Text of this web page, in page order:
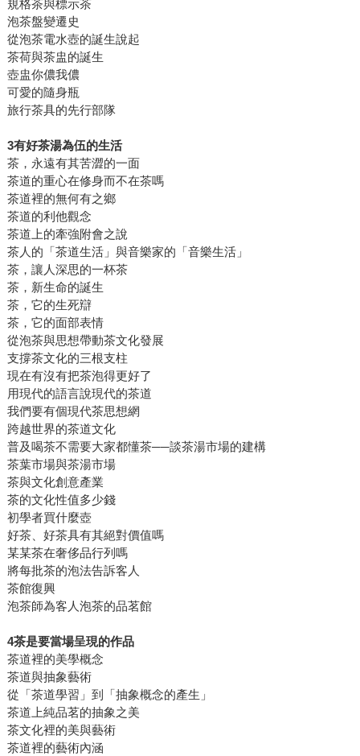
規格茶與標示茶
泡茶盤變遷史
從泡茶電水壺的誕生說起
茶荷與茶盅的誕生
壺盅你儂我儂
可愛的隨身瓶
旅行茶具的先行部隊
3有好茶湯為伍的生活
茶，永遠有其苦澀的一面
茶道的重心在修身而不在茶嗎
茶道裡的無何有之鄉
茶道的利他觀念
茶道上的牽強附會之說
茶人的「茶道生活」與音樂家的「音樂生活」
茶，讓人深思的一杯茶
茶，新生命的誕生
茶，它的生死辯
茶，它的面部表情
從泡茶與思想帶動茶文化發展
支撐茶文化的三根支柱
現在有沒有把茶泡得更好了
用現代的語言說現代的茶道
我們要有個現代茶思想網
跨越世界的茶道文化
普及喝茶不需要大家都懂茶──談茶湯市場的建構
茶葉市場與茶湯市場
茶與文化創意產業
茶的文化性值多少錢
初學者買什麼壺
好茶、好茶具有其絕對價值嗎
某某茶在奢侈品行列嗎
將每批茶的泡法告訴客人
茶館復興
泡茶師為客人泡茶的品茗館
4茶是要當場呈現的作品
茶道裡的美學概念
茶道與抽象藝術
從「茶道學習」到「抽象概念的產生」
茶道上純品茗的抽象之美
茶文化裡的美與藝術
茶道裡的藝術內涵